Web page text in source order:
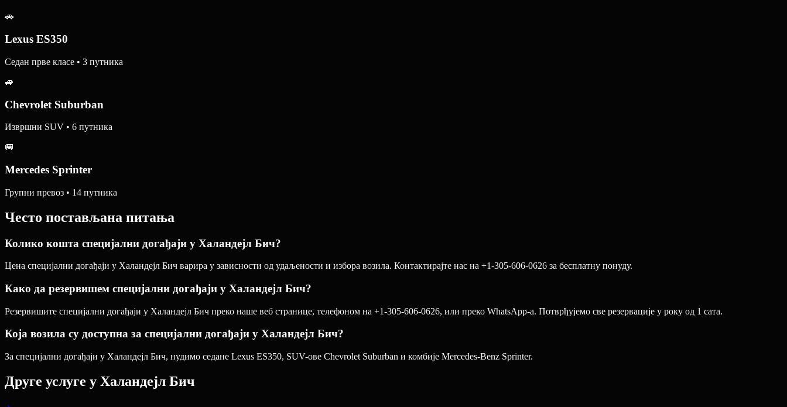
🚗
Lexus ES350
Седан прве класе • 3 путника
🚙
Chevrolet Suburban
Извршни SUV • 6 путника
🚐
Mercedes Sprinter
Групни превоз • 14 путника
Често постављана питања
Колико кошта специјални догађаји у Халандејл Бич?
Цена специјални догађаји у Халандејл Бич варира у зависности од удаљености и избора возила. Контактирајте нас на +1-305-606-0626 за бесплатну понуду.
Како да резервишем специјални догађаји у Халандејл Бич?
Резервишите специјални догађаји у Халандејл Бич преко наше веб странице, телефоном на +1-305-606-0626, или преко WhatsApp-а. Потврђујемо све резервације у року од 1 сата.
Која возила су доступна за специјални догађаји у Халандејл Бич?
За специјални догађаји у Халандејл Бич, нудимо седане Lexus ES350, SUV-ове Chevrolet Suburban и комбије Mercedes-Benz Sprinter.
Друге услуге у Халандејл Бич